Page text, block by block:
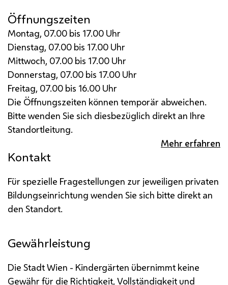
Öffnungszeiten
Montag, 07.00 bis 17.00 Uhr
Dienstag, 07.00 bis 17.00 Uhr
Mittwoch, 07.00 bis 17.00 Uhr
Donnerstag, 07.00 bis 17.00 Uhr
Freitag, 07.00 bis 16.00 Uhr
Die Öffnungszeiten können temporär abweichen.
Bitte wenden Sie sich diesbezüglich direkt an Ihre
Standortleitung.
Mehr erfahren
Kontakt
Für spezielle Fragestellungen zur jeweiligen privaten
Bildungseinrichtung wenden Sie sich bitte direkt an
den Standort.
Gewährleistung
Die Stadt Wien - Kindergärten übernimmt keine
Gewähr für die Richtigkeit, Vollständigkeit und